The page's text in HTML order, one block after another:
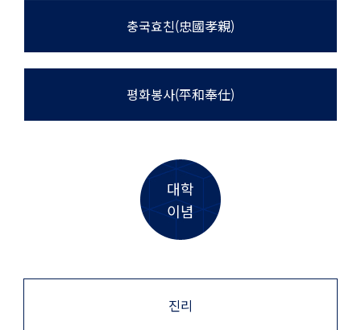
충국효친(忠國孝親)
평화봉사(平和奉仕)
대학
이념
진리